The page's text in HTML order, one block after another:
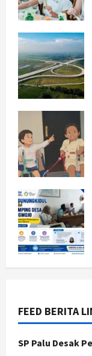
FEED BERITA
SP Palu Desak
3